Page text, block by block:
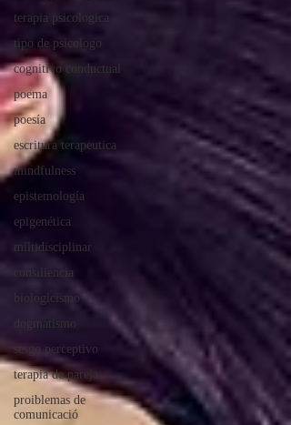
terapia psicologica
tipo de psicologo
cognitivo conductual
poema
poesía
escritura terapeutica
mindfulness
epistemología
epigenética
miltidisciplinar
consiliencia
biologicismo
dogmatismo
sesgo perceptivo
terapia de pareja
proiblemas de
comunicació